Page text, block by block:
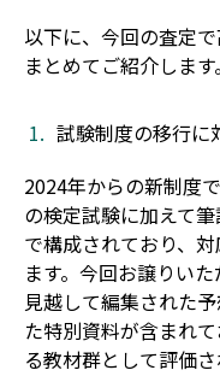
以下に、今回の査定
まとめてご紹介します。
試験制度の移行に
2024年からの新制度
の検定試験に加えて
で構成されており、
ます。今回お譲りい
見越して編集された
た特別資料が含まれ
る教材群として評価さ